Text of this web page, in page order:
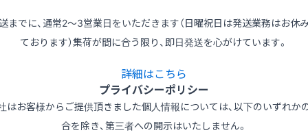
までに、通常2～3営業日をいただきます（日曜祝日は発送業務はお休
ております）集荷が間に合う限り、即日発送を心がけています。
詳細はこちら
プライバシーポリシー
はお客様からご提供頂きました個人情報については、以下のいずれか
合を除き、第三者への開示はいたしません。